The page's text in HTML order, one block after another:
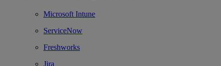
Microsoft Intune
ServiceNow
Freshworks
Jira